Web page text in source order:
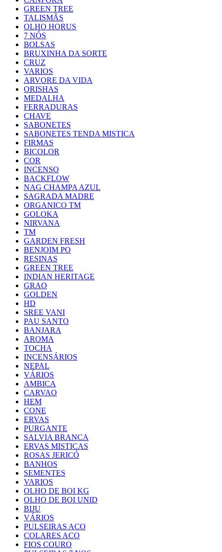
GREEN TREE
TALISMÃS
OLHO HORUS
7 NÓS
BOLSAS
BRUXINHA DA SORTE
CRUZ
VARIOS
ARVORE DA VIDA
ORISHAS
MEDALHA
FERRADURAS
CHAVE
SABONETES
SABONETES TENDA MISTICA
FIRMAS
BICOLOR
COR
INCENSO
BACKFLOW
NAG CHAMPA AZUL
SAGRADA MADRE
ORGANICO TM
GOLOKA
NIRVANA
TM
GARDEN FRESH
BENJOIM PO
RESINAS
GREEN TREE
INDIAN HERITAGE
GRAO
GOLDEN
HD
SREE VANI
PAU SANTO
BANJARA
AROMA
TOCHA
INCENSÁRIOS
NEPAL
VÁRIOS
AMBICA
CARVAO
HEM
CONE
ERVAS
PURGANTE
SALVIA BRANCA
ERVAS MISTICAS
ROSAS JERICÓ
BANHOS
SEMENTES
VARIOS
OLHO DE BOI KG
OLHO DE BOI UNID
BIJU
VÁRIOS
PULSEIRAS ACO
COLARES ACO
FIOS COURO